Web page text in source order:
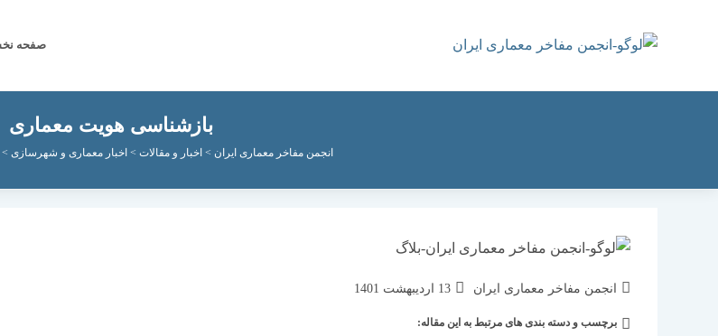
صفحه
بازشناسی هویت معماری
انجمن مفاخر معماری ایران > اخبار و مقالات > اخبار معماری و شهرسازی >
نویسندهٔ
انجمن مفاخر معماری ایران
نوشته
شده
13 اردیبهشت 1401
دسته‌برچسب و دسته بندی های مرتبط به این مقاله: